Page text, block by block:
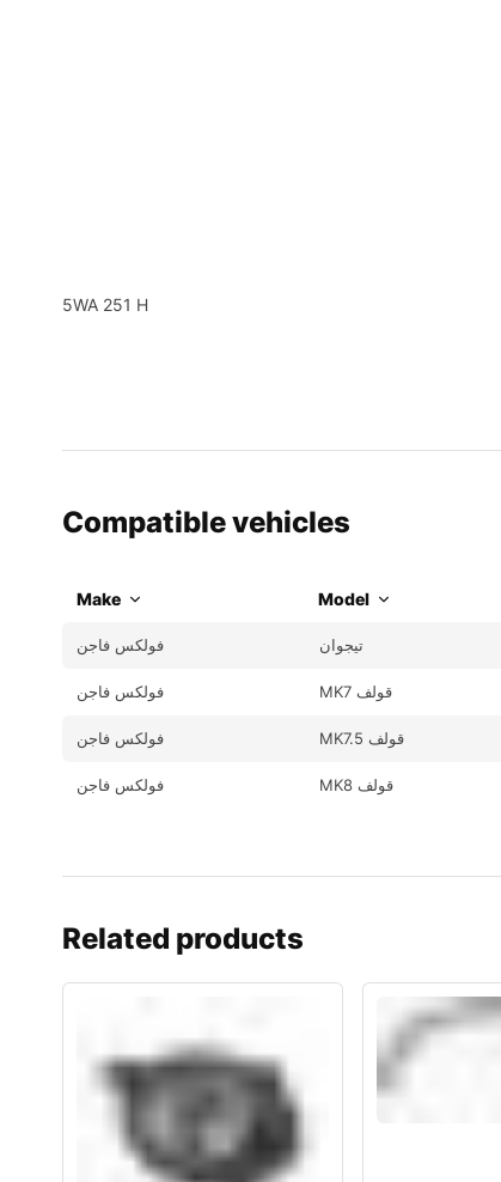
5WA 251 H
Compatible vehicles
Make Model
فولكس فاجن تيجوان
فولكس فاجن MK7 قولف
فولكس فاجن MK7.5 قولف
فولكس فاجن MK8 قولف
Related products